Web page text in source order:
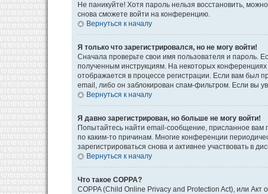
Не паникуйте! Хотя пароль нельзя восстановить,
снова сможете войти на конференцию.
Вернуться к началу
Я только что зарегистрировался, но не могу войти!
Сначала проверьте свои имя пользователя и пароль.
полученным инструкциям. На некоторых
отображается в процессе регистрации. Если вам был
email, либо он заблокирован спам-фильтром. Если вы
Вернуться к началу
Я давно зарегистрирован, но больше не могу войти!
Попытайтесь найти email-сообщение, присланное вам
по каким-то причинам. Многие конференции
зарегистрироваться снова и активнее участвовать в
Вернуться к началу
Что такое COPPA?
COPPA (Child Online Privacy and Protection Act), или